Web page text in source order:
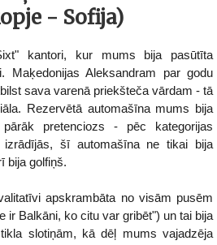
- Sofija)
kantori, kur mums bija pasūtīta
Maķedonijas Aleksandram par godu
sava varenā priekšteča vārdam - tā
Rezervētā automašīna mums bija
pretenciozs - pēc kategorijas
šī automašīna ne tikai bija
bija golfiņš.
apskrambāta no visām pusēm
ir Balkāni, ko citu var gribēt") un tai bija
slotiņām, kā dēļ mums vajadzēja